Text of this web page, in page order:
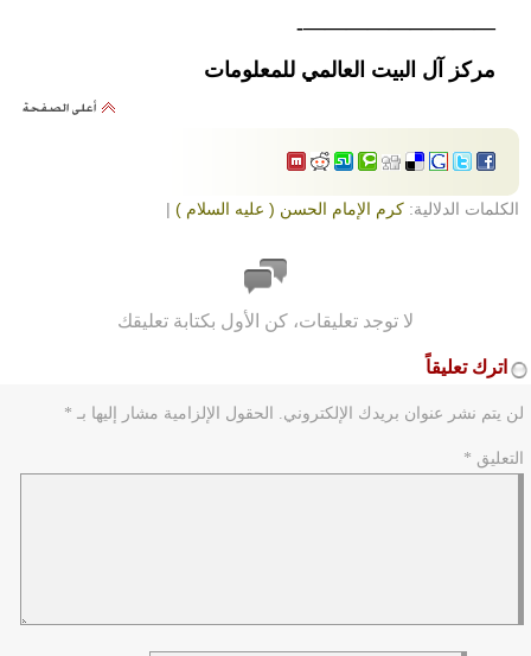
—————————-
مركز آل البيت العالمي للمعلومات
الكلمات الدلالية: كرم الإمام الحسن ( عليه السلام ) |
لا توجد تعليقات، كن الأول بكتابة تعليقك
اترك تعليقاً
لن يتم نشر عنوان بريدك الإلكتروني. الحقول الإلزامية مشار إليها بـ *
التعليق *